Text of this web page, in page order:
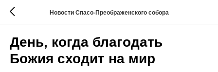
Новости Спасо-Преображенского собора
День, когда благодать
Божия сходит на мир